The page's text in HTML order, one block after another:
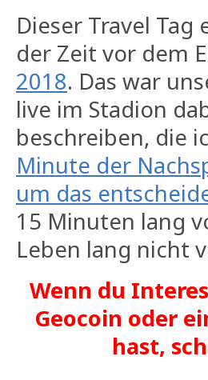
Dieser Travel
der Zeit vor dem
2018. Das war
live im Stadion
beschreiben, die
Minute der
um das
15 Minuten lang
Leben lang nicht
Wenn du
Geocoin oder
hast,